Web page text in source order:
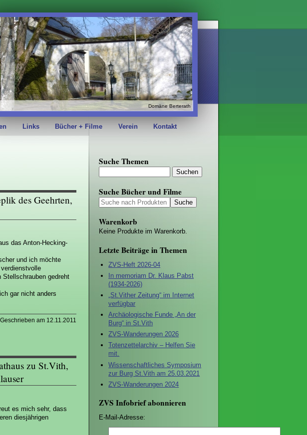
Domäne Berterath
Links Bücher + Filme Verein Kontakt
des Geehrten,
das Anton-Hecking-
und ich möchte
Stellschrauben gedreht
gar nicht anders
Geschrieben am 12.11.2011
zu St.Vith,
es mich sehr, dass
diesjährigen
Suche Themen
Suche Bücher und Filme
Warenkorb
Keine Produkte im Warenkorb.
Letzte Beiträge in Themen
ZVS-Heft 2026-04
In memoriam Dr. Klaus Pabst
(1934-2026)
„St.Vither Zeitung“ im Internet
verfügbar
Archäologische Funde „An der
Burg“ in St.Vith
ZVS-Wanderungen 2026
Totenzettelarchiv – Helfen Sie
mit.
Wissenschaftliches Symposium
zur Burg St.Vith am 25.03.2021
ZVS-Wanderungen 2024
ZVS Infobrief abonnieren
E-Mail-Adresse: